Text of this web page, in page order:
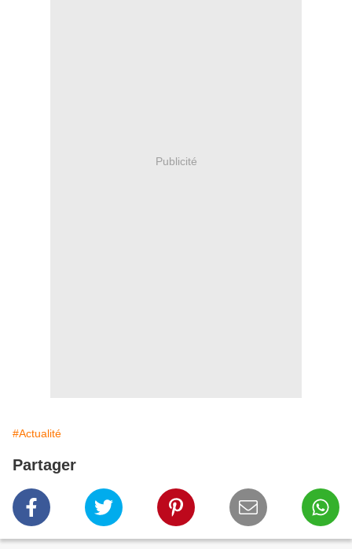
Publicité
#Actualité
Partager